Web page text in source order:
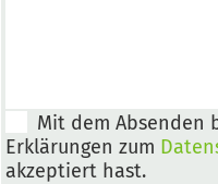
Mit dem Absenden
Erklärungen zum
akzeptiert hast.